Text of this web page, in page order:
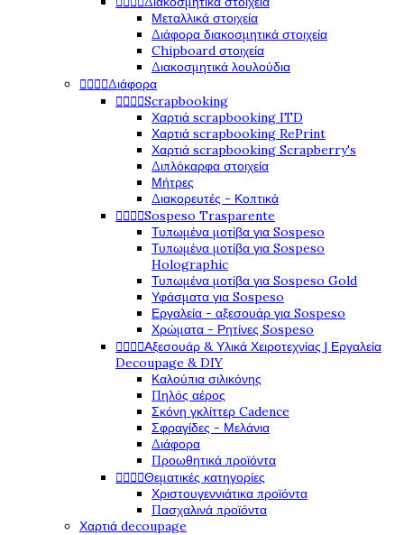
Μεταλλικά στοιχεία
Διάφορα διακοσμητικά στοιχεία
Chipboard στοιχεία
Διακοσμητικά λουλούδια
   Διάφορα
   Scrapbooking
Χαρτιά scrapbooking ITD
Χαρτιά scrapbooking RePrint
Χαρτιά scrapbooking Scrapberry's
Διπλόκαρφα στοιχεία
Μήτρες
Διακορευτές - Κοπτικά
   Sospeso Trasparente
Τυπωμένα μοτίβα για Sospeso
Τυπωμένα μοτίβα για Sospeso
Holographic
Τυπωμένα μοτίβα για Sospeso Gold
Υφάσματα για Sospeso
Εργαλεία - αξεσουάρ για Sospeso
Χρώματα - Ρητίνες Sospeso
   Αξεσουάρ & Υλικά Χειροτεχνίας | Εργαλεία
Decoupage & DIY
Καλούπια σιλικόνης
Πηλός αέρος
Σκόνη γκλίττερ Cadence
Σφραγίδες - Μελάνια
Διάφορα
Προωθητικά προϊόντα
   Θεματικές κατηγορίες
Χριστουγεννιάτικα προϊόντα
Πασχαλινά προϊόντα
Χαρτιά decoupage